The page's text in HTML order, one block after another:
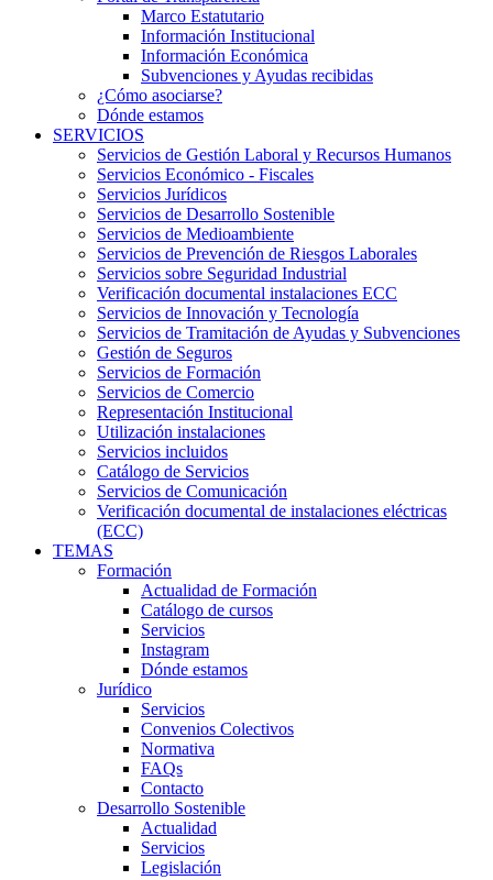
Marco Estatutario
Información Institucional
Información Económica
Subvenciones y Ayudas recibidas
¿Cómo asociarse?
Dónde estamos
SERVICIOS
Servicios de Gestión Laboral y Recursos Humanos
Servicios Económico - Fiscales
Servicios Jurídicos
Servicios de Desarrollo Sostenible
Servicios de Medioambiente
Servicios de Prevención de Riesgos Laborales
Servicios sobre Seguridad Industrial
Verificación documental instalaciones ECC
Servicios de Innovación y Tecnología
Servicios de Tramitación de Ayudas y Subvenciones
Gestión de Seguros
Servicios de Formación
Servicios de Comercio
Representación Institucional
Utilización instalaciones
Servicios incluidos
Catálogo de Servicios
Servicios de Comunicación
Verificación documental de instalaciones eléctricas
(ECC)
TEMAS
Formación
Actualidad de Formación
Catálogo de cursos
Servicios
Instagram
Dónde estamos
Jurídico
Servicios
Convenios Colectivos
Normativa
FAQs
Contacto
Desarrollo Sostenible
Actualidad
Servicios
Legislación